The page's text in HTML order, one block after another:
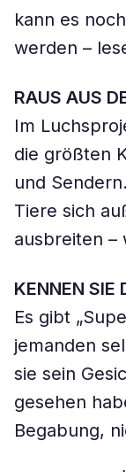
kann es
werden –
RAUS AUS
Im
die größten
und
Tiere sich
ausbreiten –
KENNEN SIE
Es gibt
jemanden
sie sein
gesehen
Begabung,